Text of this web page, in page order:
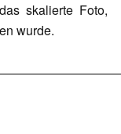
skalierte Foto,
wurde.